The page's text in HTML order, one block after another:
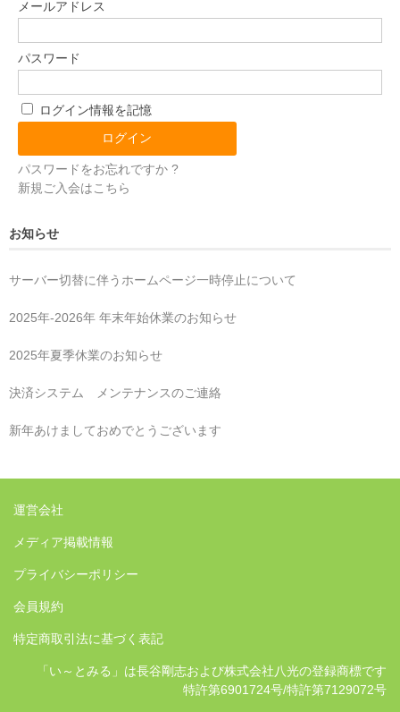
メールアドレス
パスワード
ログイン情報を記憶
パスワードをお忘れですか ?
新規ご入会はこちら
お知らせ
サーバー切替に伴うホームページ一時停止について
2025年‐2026年 年末年始休業のお知らせ
2025年夏季休業のお知らせ
決済システム メンテナンスのご連絡
新年あけましておめでとうございます
運営会社
メディア掲載情報
プライバシーポリシー
会員規約
特定商取引法に基づく表記
「い～とみる」は長谷剛志および株式会社八光の登録商標です
特許第6901724号/特許第7129072号